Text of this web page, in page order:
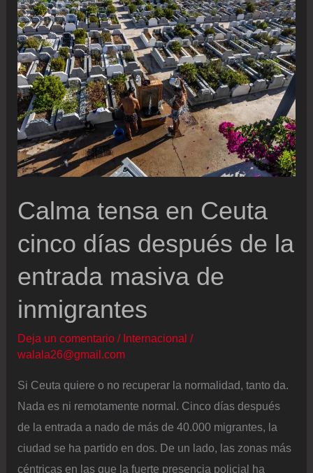
entrada
de
inmigrantes
a
Ceuta,
en
directo
|
Gobierno
una
partida
25
millones
de
Calma tensa en Ceuta
cinco días después de la
entrada masiva de
inmigrantes
Deja un comentario / Internacional /
walala26@gmail.com
Si Ceuta quiere o no recuperar la normalidad, tanto da.
Nada es ni remotamente normal. Cinco días después
de la entrada a nado de más de 40.000 migrantes, la
ciudad se ha partido en dos. De un lado, las zonas más
céntricas en las que la fuerte presencia policial ha